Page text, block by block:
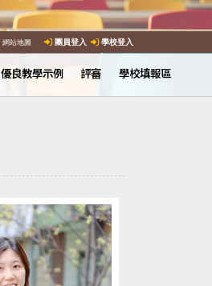
網站地圖 團員登入 學校登入
優良教學示例 評審 學校填報區